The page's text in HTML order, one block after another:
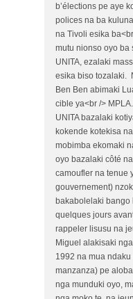
b’élections pe aye
polices na ba
na Tivoli esika
mutu nionso oyo ba
UNITA, ezalaki
esika biso tozalaki.
Ben Ben abimaki
cible ya<br />
UNITA bazalaki
kokende kotekisa
mobimba ekomaki
oyo bazalaki côté
camoufler na tenue
gouvernement)
bakabolelaki bango
quelques jours
rappeler lisusu na
Miguel alakisaki
1992 na mua
manzanza) pe
nga munduki oyo,